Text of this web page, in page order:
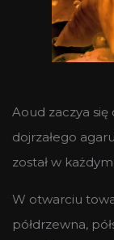
Aoud zaczya
dojrzałego
został w
W otwarciu
półdrzewna,